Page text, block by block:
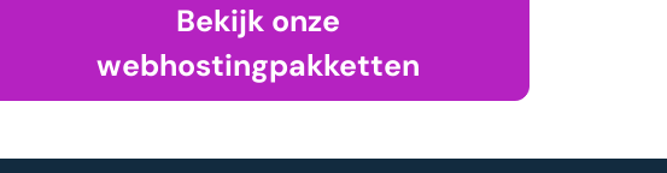
Bekijk onze
webhostingpakketten